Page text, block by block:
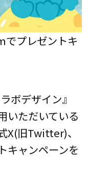
プレゼントキ
ボデザイン』
いただいている
X(旧Twitter)、
キャンペーンを